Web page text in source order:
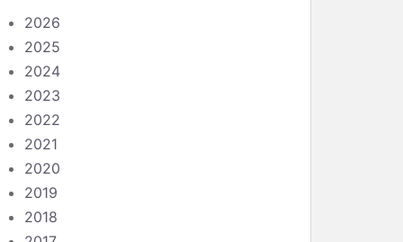
2026
2025
2024
2023
2022
2021
2020
2019
2018